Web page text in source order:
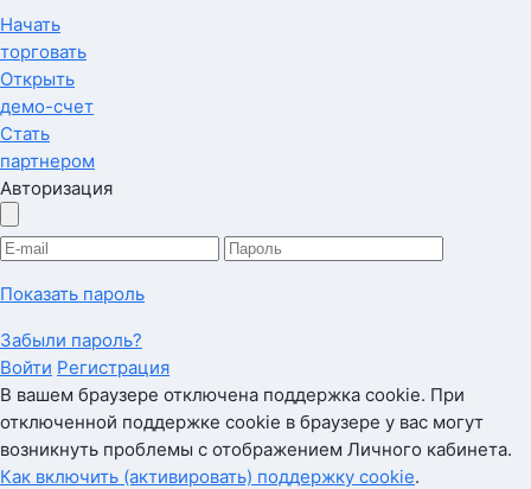
Начать
торговать
Открыть
демо-счет
Стать
партнером
Авторизация
Показать пароль
Забыли пароль?
Войти Регистрация
В вашем браузере отключена поддержка cookie. При
отключенной поддержке cookie в браузере у вас могут
возникнуть проблемы с отображением Личного кабинета.
Как включить (активировать) поддержку cookie.